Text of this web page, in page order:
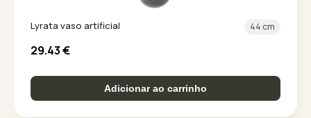
Lyrata vaso artificial 44 cm
29.43€
Adicionar ao carrinho